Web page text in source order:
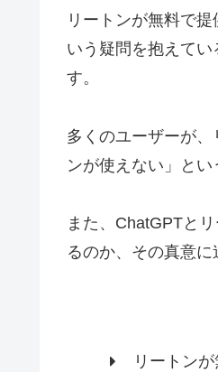
リートンが無料で
いう疑問を抱えて
す。
多くのユーザーが
ンが使えない」と
また、ChatGPTと
るのか、その真意に
リートン